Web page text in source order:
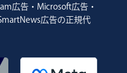
広告・Microsoft広告・
広告の正規代